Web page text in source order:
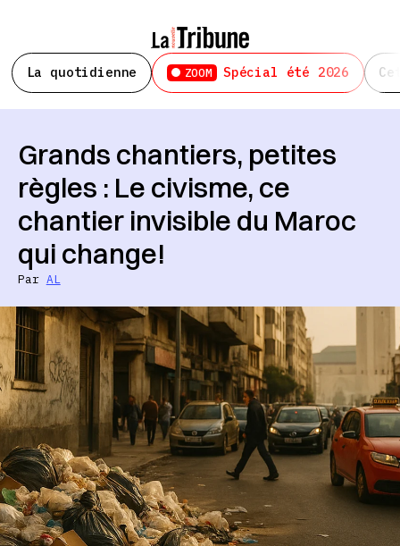
La quotidienne ZOOM Spécial été 2026
Grands chantiers, petites
règles : Le civisme, ce
chantier invisible du Maroc
qui change!
Par AL